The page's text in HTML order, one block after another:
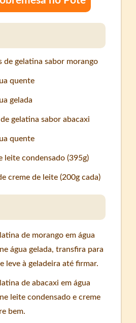
de gelatina sabor morango
quente
gelada
gelatina sabor abacaxi
quente
leite condensado (395g)
creme de leite (200g cada)
de morango em água
água gelada, transfira para
leve à geladeira até firmar.
de abacaxi em água
leite condensado e creme
bem.